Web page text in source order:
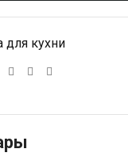
для кухни